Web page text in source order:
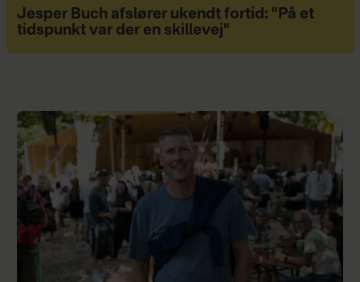
Jesper Buch afslører ukendt fortid: "På et
tidspunkt var der en skillevej"